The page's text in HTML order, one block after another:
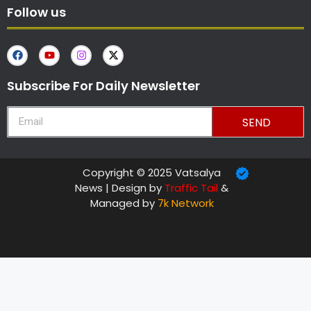
Follow us
Subscribe For Daily Newsletter
SEND
Copyright © 2025 Vatsalya
News | Design by Traffic Tail&
Managed by 7k Network